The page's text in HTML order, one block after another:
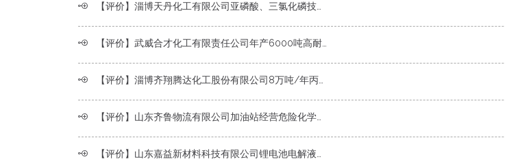
【评价】淄博天丹化工有限公司亚磷酸、三氯化磷技改项目(一期)安全预评价
【评价】武威合才化工有限责任公司年产6000吨高耐晒高牢度颜料项目（1000t/a氰化亚铜、200t/a氰化锌）安全竣工验收评价
【评价】淄博齐翔腾达化工股份有限公司8万吨/年丙烯酸及6万吨/年丙烯酸丁酯项目安全预评价
【评价】山东齐鲁物流有限公司加油站经营危险化学品项目经营危险化学品项目安全评价
【评价】山东嘉益新材料科技有限公司锂电池电解液和新材料项目安全预评价